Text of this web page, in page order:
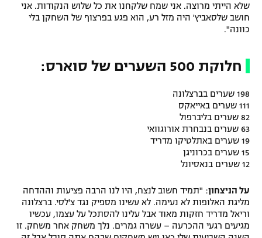
רשיון להקרנה פומבית לבית עסק
לוח דרושים – ג'ובנט
תגיות
המגזין
שלא הייתי מרוצה. אני שמח שלקחנו את כל שלוש הנקודות. אני
חושב שלסאביץ' היה מזל רע, הוא פגע בפרצוף של השחקן בלי
כוונה".
חלוקת 500 השערים של סוארס:
198 שערים בברצלונה
111 שערים באייאקס
82 שערים בליברפול
63 שערים בנבחרת אורוגוואי
19 שערים באתלטיקו מדריד
15 שערים בכרוניגן
12 שערים בנאסיונל
על הניצחון: "תמיד חשוב לנצח, היו לנו הרבה פציעות וההדחה
מליגת האלופות לא נעימה. לא עשינו מספיק נגד צ'לסי. ברצלונה
וריאל מדריד חזקות מאוד אבל עלינו להסתכל על עצמו, עכשיו
מגיעים רגעי ההכרעה – עשרה גמרים. נלך משחק אחר משחק. זו